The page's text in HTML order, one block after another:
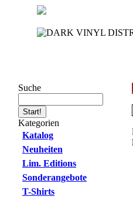
Suche
Kategorien
Katalog
Neuheiten
Lim. Editions
Sonderangebote
T-Shirts